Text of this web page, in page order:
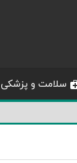
سلامت و پزشکی